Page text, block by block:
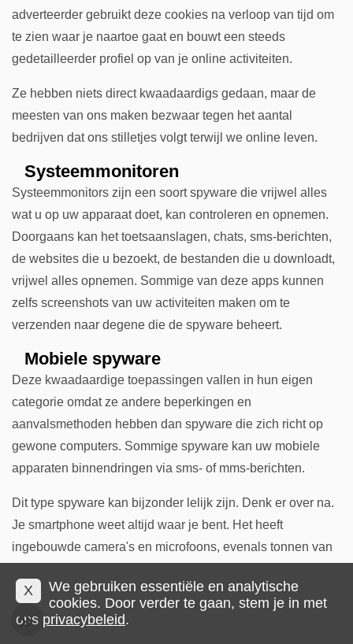
adverteerder gebruikt deze cookies na verloop van tijd om
te zien waar je naartoe gaat en bouwt een steeds
gedetailleerder profiel op van je online activiteiten.
Ze hebben niets direct kwaadaardigs gedaan, maar de
meesten van ons maken bezwaar tegen het aantal
bedrijven dat ons stilletjes volgt terwijl we online leven.
Systeemmonitoren
Systeemmonitors zijn een soort spyware die vrijwel alles
wat u op uw apparaat doet, kan controleren en opnemen.
Doorgaans kan het toetsaanslagen, chats, sms-berichten,
de websites die u bezoekt, de bestanden die u downloadt,
vrijwel alles opnemen. Sommige van deze apps kunnen
zelfs screenshots van uw activiteiten maken om te
verzenden naar degene die de spyware beheert.
Mobiele spyware
Deze kwaadaardige toepassingen vallen in hun eigen
categorie omdat ze andere beperkingen en
aanvalsmethoden hebben dan spyware die zich richt op
gewone computers. Sommige spyware kan uw mobiele
apparaten binnendringen via sms- of mms-berichten.
Dit type spyware kan bijzonder lelijk zijn. Denk er over na.
Je smartphone weet altijd waar je bent. Het heeft
ingebouwde camera's en microfoons, evenals tonnen van
Trojaans paard of systeemmonitor controle krijgt over je
telefoon. Over een persoonlijke privacyramp gesproken.
X
We gebruiken essentiële en analytische
cookies. Door verder te gaan, stem je in met
ons privacybeleid.